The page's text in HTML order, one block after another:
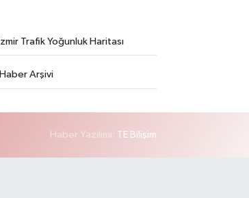
İzmir Trafik Yoğunluk Haritası
Haber Arşivi
Haber Yazılımı: TE Bilişim